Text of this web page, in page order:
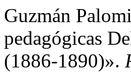
Guzmán
pedagógicas
(1886-1890)».